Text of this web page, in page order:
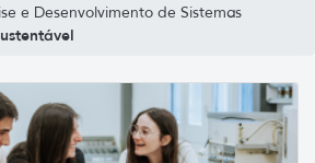
e Desenvolvimento de Sistemas